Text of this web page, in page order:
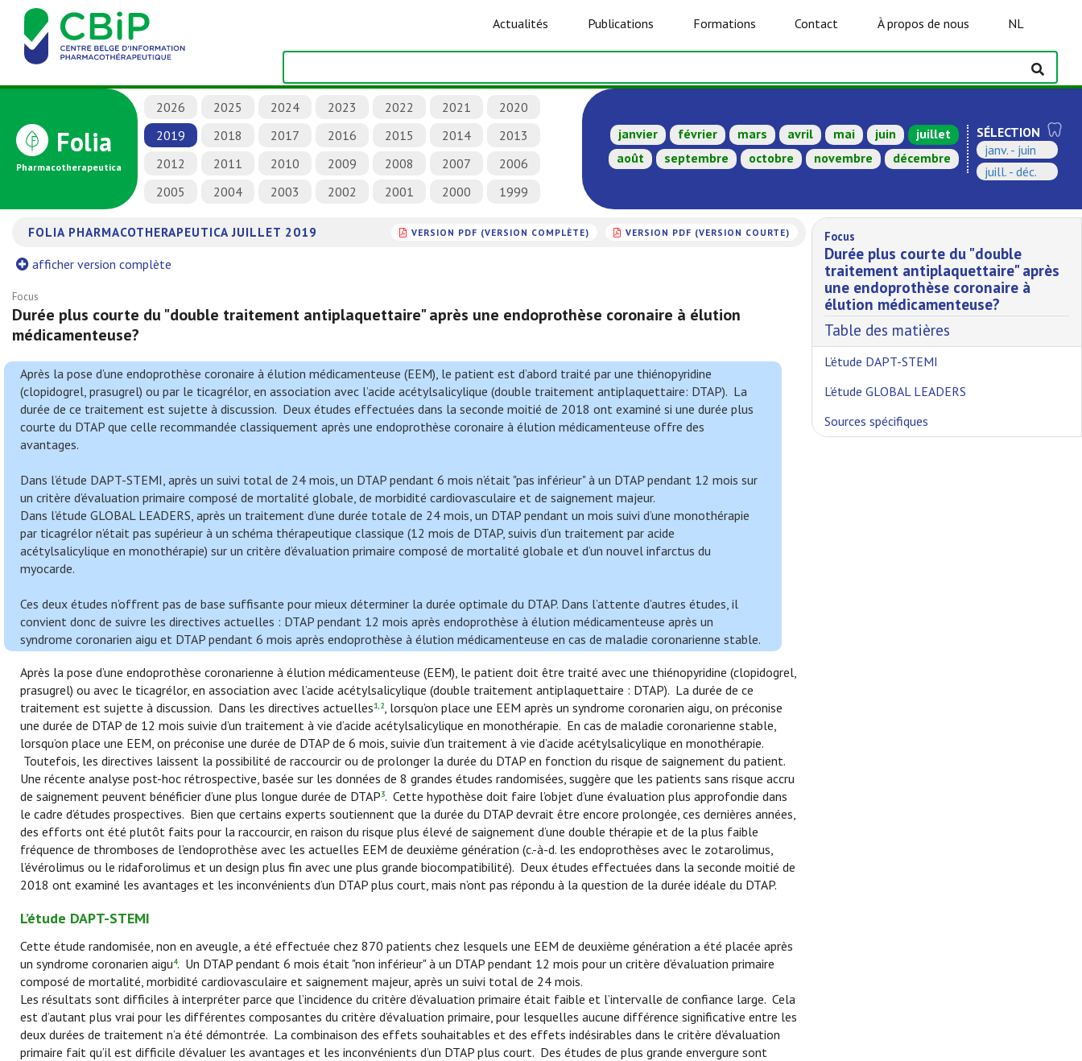
Actualités Publications Formations Contact À propos de nous NL
Folia
Pharmacotherapeutica
2026 2025 2024 2023 2022 2021
2020
2019
2018 2017 2016 2015 2014
2013
2012
2011 2010 2009 2008 2007
2006
2005
2004 2003 2002 2001 2000 1999
janvier février mars avril mai juin
juillet
août
septembre octobre novembre décembre
SÉLECTION
janv. - juin
juill. - déc.
FOLIA PHARMACOTHERAPEUTICA JUILLET 2019 VERSION PDF (VERSION COMPLÈTE) VERSION PDF (VERSION COURTE)
afficher version complète
Focus
Durée plus courte du "double traitement antiplaquettaire" après une endoprothèse coronaire à élution
médicamenteuse?
Après la pose d’une endoprothèse coronaire à élution médicamenteuse (EEM), le patient est d’abord traité par une thiénopyridine
(clopidogrel, prasugrel) ou par le ticagrélor, en association avec l’acide acétylsalicylique (double traitement antiplaquettaire: DTAP). La
durée de ce traitement est sujette à discussion. Deux études effectuées dans la seconde moitié de 2018 ont examiné si une durée plus
courte du DTAP que celle recommandée classiquement après une endoprothèse coronaire à élution médicamenteuse offre des
avantages.
Dans l’étude DAPT-STEMI, après un suivi total de 24 mois, un DTAP pendant 6 mois n’était "pas inférieur" à un DTAP pendant 12 mois sur
un critère d’évaluation primaire composé de mortalité globale, de morbidité cardiovasculaire et de saignement majeur.
Dans l’étude GLOBAL LEADERS, après un traitement d’une durée totale de 24 mois, un DTAP pendant un mois suivi d’une monothérapie
par ticagrélor n’était pas supérieur à un schéma thérapeutique classique (12 mois de DTAP, suivis d’un traitement par acide
acétylsalicylique en monothérapie) sur un critère d’évaluation primaire composé de mortalité globale et d’un nouvel infarctus du
myocarde.
Ces deux études n’offrent pas de base suffisante pour mieux déterminer la durée optimale du DTAP. Dans l’attente d’autres études, il
convient donc de suivre les directives actuelles : DTAP pendant 12 mois après endoprothèse à élution médicamenteuse après un
syndrome coronarien aigu et DTAP pendant 6 mois après endoprothèse à élution médicamenteuse en cas de maladie coronarienne stable.
Après la pose d’une endoprothèse coronarienne à élution médicamenteuse (EEM), le patient doit être traité avec une thiénopyridine (clopidogrel,
prasugrel) ou avec le ticagrélor, en association avec l’acide acétylsalicylique (double traitement antiplaquettaire : DTAP). La durée de ce
traitement est sujette à discussion. Dans les directives actuelles1,2, lorsqu’on place une EEM après un syndrome coronarien aigu, on préconise
une durée de DTAP de 12 mois suivie d’un traitement à vie d’acide acétylsalicylique en monothérapie. En cas de maladie coronarienne stable,
lorsqu’on place une EEM, on préconise une durée de DTAP de 6 mois, suivie d’un traitement à vie d’acide acétylsalicylique en monothérapie.
Toutefois, les directives laissent la possibilité de raccourcir ou de prolonger la durée du DTAP en fonction du risque de saignement du patient.
Une récente analyse post-hoc rétrospective, basée sur les données de 8 grandes études randomisées, suggère que les patients sans risque accru
de saignement peuvent bénéficier d’une plus longue durée de DTAP3. Cette hypothèse doit faire l’objet d’une évaluation plus approfondie dans
le cadre d’études prospectives. Bien que certains experts soutiennent que la durée du DTAP devrait être encore prolongée, ces dernières années,
des efforts ont été plutôt faits pour la raccourcir, en raison du risque plus élevé de saignement d’une double thérapie et de la plus faible
fréquence de thromboses de l’endoprothèse avec les actuelles EEM de deuxième génération (c.-à-d. les endoprothèses avec le zotarolimus,
l’évérolimus ou le ridaforolimus et un design plus fin avec une plus grande biocompatibilité). Deux études effectuées dans la seconde moitié de
2018 ont examiné les avantages et les inconvénients d’un DTAP plus court, mais n’ont pas répondu à la question de la durée idéale du DTAP.
L’étude DAPT-STEMI
Cette étude randomisée, non en aveugle, a été effectuée chez 870 patients chez lesquels une EEM de deuxième génération a été placée après
un syndrome coronarien aigu4. Un DTAP pendant 6 mois était "non inférieur" à un DTAP pendant 12 mois pour un critère d’évaluation primaire
composé de mortalité, morbidité cardiovasculaire et saignement majeur, après un suivi total de 24 mois.
Les résultats sont difficiles à interpréter parce que l’incidence du critère d’évaluation primaire était faible et l’intervalle de confiance large. Cela
est d’autant plus vrai pour les différentes composantes du critère d’évaluation primaire, pour lesquelles aucune différence significative entre les
deux durées de traitement n’a été démontrée. La combinaison des effets souhaitables et des effets indésirables dans le critère d’évaluation
primaire fait qu’il est difficile d’évaluer les avantages et les inconvénients d’un DTAP plus court. Des études de plus grande envergure sont
Focus
Durée plus courte du "double
traitement antiplaquettaire" après
une endoprothèse coronaire à
élution médicamenteuse?
Table des matières
L’étude DAPT-STEMI
L’étude GLOBAL LEADERS
Sources spécifiques